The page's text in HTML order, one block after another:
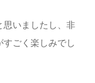
思いましたし、非
ごく楽しみでし